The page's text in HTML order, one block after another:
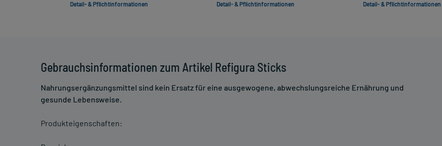
Gebrauchsinformationen zum Artikel Refigura Sticks
Nahrungsergänzungsmittel sind kein Ersatz für eine ausgewogene, abwechslungsreiche Ernährung und
gesunde Lebensweise.
Produkteigenschaften:
Detail- & Pflichtinformationen Detail- & Pflichtinformationen Detail- & Pflichtinformationen